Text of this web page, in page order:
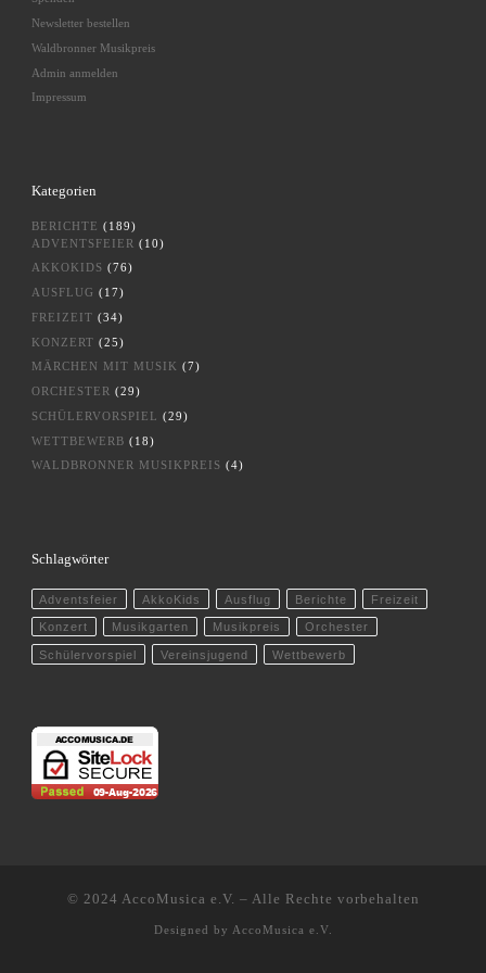
Newsletter bestellen
Waldbronner Musikpreis
Admin anmelden
Impressum
Kategorien
BERICHTE (189)
ADVENTSFEIER (10)
AKKOKIDS (76)
AUSFLUG (17)
FREIZEIT (34)
KONZERT (25)
MÄRCHEN MIT MUSIK (7)
ORCHESTER (29)
SCHÜLERVORSPIEL (29)
WETTBEWERB (18)
WALDBRONNER MUSIKPREIS (4)
Schlagwörter
Adventsfeier AkkoKids Ausflug Berichte Freizeit
Konzert Musikgarten Musikpreis Orchester
Schülervorspiel Vereinsjugend Wettbewerb
© 2024 AccoMusica e.V. – Alle Rechte vorbehalten
Designed by AccoMusica e.V.